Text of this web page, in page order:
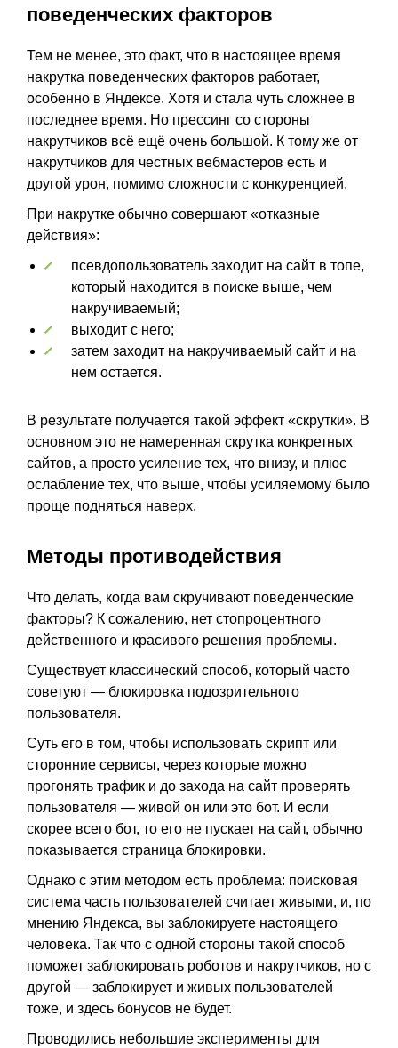
поведенческих факторов
Тем не менее, это факт, что в настоящее время
накрутка поведенческих факторов работает,
особенно в Яндексе. Хотя и стала чуть сложнее в
последнее время. Но прессинг со стороны
накрутчиков всё ещё очень большой. К тому же от
накрутчиков для честных вебмастеров есть и
другой урон, помимо сложности с конкуренцией.
При накрутке обычно совершают «отказные
действия»:
псевдопользователь заходит на сайт в топе,
который находится в поиске выше, чем
накручиваемый;
выходит с него;
затем заходит на накручиваемый сайт и на
нем остается.
В результате получается такой эффект «скрутки». В
основном это не намеренная скрутка конкретных
сайтов, а просто усиление тех, что внизу, и плюс
ослабление тех, что выше, чтобы усиляемому было
проще подняться наверх.
Методы противодействия
Что делать, когда вам скручивают поведенческие
факторы? К сожалению, нет стопроцентного
действенного и красивого решения проблемы.
Существует классический способ, который часто
советуют — блокировка подозрительного
пользователя.
Суть его в том, чтобы использовать скрипт или
сторонние сервисы, через которые можно
прогонять трафик и до захода на сайт проверять
пользователя — живой он или это бот. И если
скорее всего бот, то его не пускает на сайт, обычно
показывается страница блокировки.
Однако с этим методом есть проблема: поисковая
система часть пользователей считает живыми, и, по
мнению Яндекса, вы заблокируете настоящего
человека. Так что с одной стороны такой способ
поможет заблокировать роботов и накрутчиков, но с
другой — заблокирует и живых пользователей
тоже, и здесь бонусов не будет.
Проводились небольшие эксперименты для